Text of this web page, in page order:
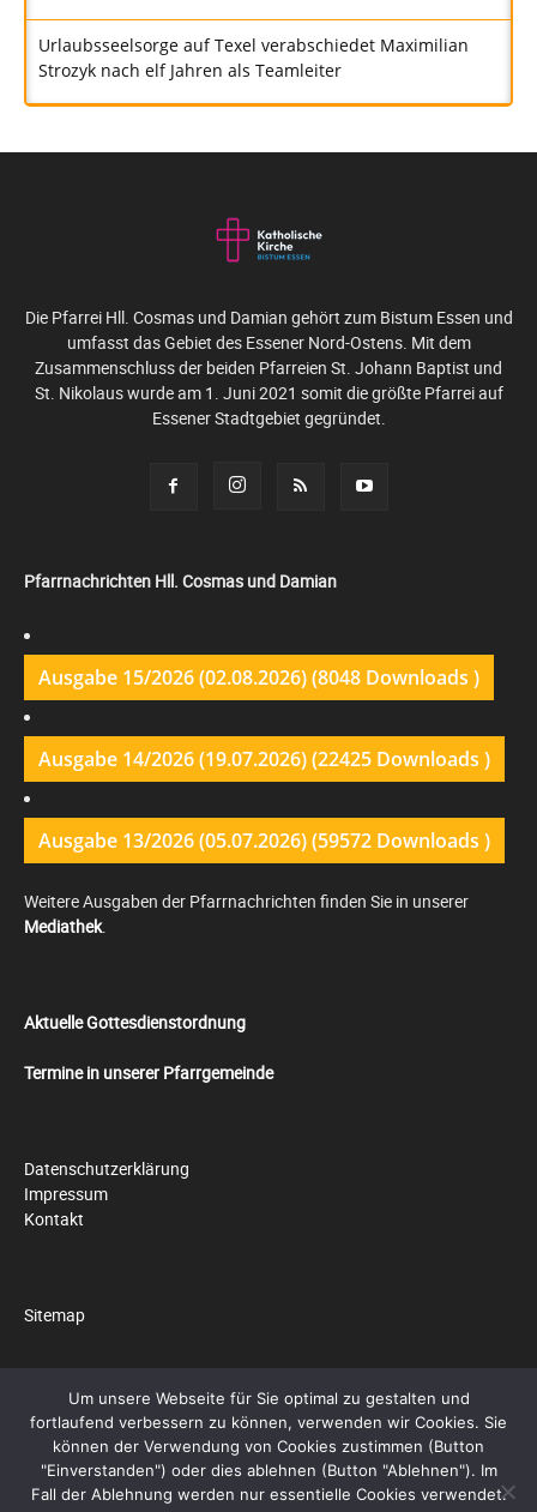
Urlaubsseelsorge auf Texel verabschiedet Maximilian
Strozyk nach elf Jahren als Teamleiter
Die Pfarrei Hll. Cosmas und Damian gehört zum Bistum Essen und
umfasst das Gebiet des Essener Nord-Ostens. Mit dem
Zusammenschluss der beiden Pfarreien St. Johann Baptist und
St. Nikolaus wurde am 1. Juni 2021 somit die größte Pfarrei auf
Essener Stadtgebiet gegründet.
Pfarrnachrichten Hll. Cosmas und Damian
Ausgabe 15/2026 (02.08.2026) (8048 Downloads )
Ausgabe 14/2026 (19.07.2026) (22425 Downloads )
Ausgabe 13/2026 (05.07.2026) (59572 Downloads )
Weitere Ausgaben der Pfarrnachrichten finden Sie in unserer
Mediathek.
Aktuelle Gottesdienstordnung
Termine in unserer Pfarrgemeinde
Datenschutzerklärung
Impressum
Kontakt
Sitemap
© 2026 byPfarrei Hll. Cosmas und Damian
Social Media Auto PublishPowered By :XYZScripts.com
Um unsere Webseite für Sie optimal zu gestalten und
fortlaufend verbessern zu können, verwenden wir Cookies. Sie
können der Verwendung von Cookies zustimmen (Button
"Einverstanden") oder dies ablehnen (Button "Ablehnen"). Im
Fall der Ablehnung werden nur essentielle Cookies verwendet.